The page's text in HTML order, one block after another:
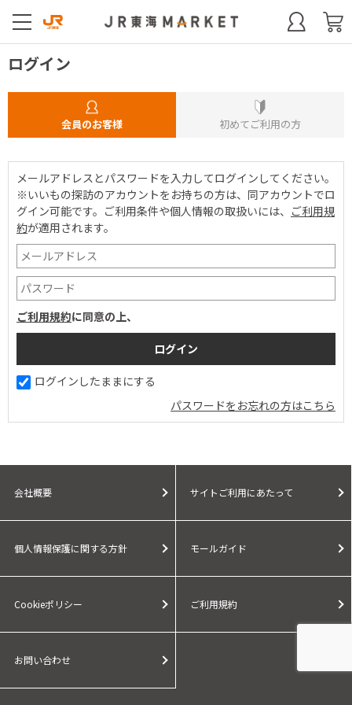
ログイン
会員のお客様 初めてご利用の方
メールアドレスとパスワードを入力してログインしてください。
※いいもの探訪のアカウントをお持ちの方は、同アカウントでロ
グイン可能です。 ご利用条件や個人情報の取扱いには、 ご利用規
約が適用されます。
ご利用規約に同意の上、
ログインしたままにする
パスワードをお忘れの方はこちら
会社概要 サイトご利用にあたって
個人情報保護に関する方針 モールガイド
Cookieポリシー ご利用規約
お問い合わせ